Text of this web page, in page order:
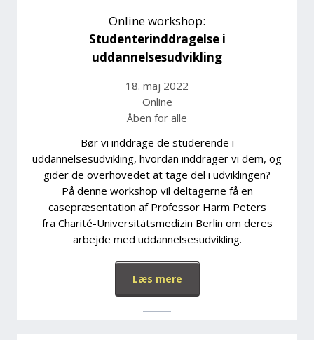
Online workshop:
Studenterinddragelse i
uddannelsesudvikling
18. maj 2022
Online
Åben for alle
Bør vi inddrage de studerende i
uddannelsesudvikling, hvordan inddrager vi dem, og
gider de overhovedet at tage del i udviklingen?
På denne workshop vil deltagerne få en
casepræsentation af Professor Harm Peters
fra Charité-Universitätsmedizin Berlin om deres
arbejde med uddannelsesudvikling.
Læs mere